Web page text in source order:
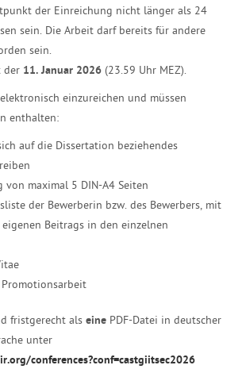
der Einreichung nicht länger als 24
sein. Die Arbeit darf bereits für andere
sein.
der 11. Januar 2026 (23.59 Uhr MEZ).
einzureichen und müssen
enthalten:
auf die Dissertation beziehendes
von maximal 5 DIN-A4 Seiten
der Bewerberin bzw. des Bewerbers, mit
Beitrags in den einzelnen
fristgerecht als eine PDF-Datei in deutscher
unter
conferences?conf=castgiitsec2026